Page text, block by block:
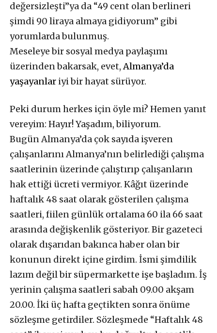
değersizleşti”ya da “49 cent olan berlineri
şimdi 90 liraya almaya gidiyorum” gibi
yorumlarda bulunmuş.
Meseleye bir sosyal medya paylaşımı
üzerinden bakarsak, evet,Almanya’da
yaşayanlar iyi bir hayat sürüyor.
Peki durum herkes için öyle mi? Hemen yanıt
vereyim: Hayır! Yaşadım, biliyorum.
Bugün Almanya’da çok sayıda işveren
çalışanlarını Almanya’nın belirlediği çalışma
saatlerinin üzerinde çalıştırıp çalışanların
hak ettiği ücreti vermiyor. Kâğıt üzerinde
haftalık 48 saat olarak gösterilen çalışma
saatleri, fiilen günlük ortalama 60 ila 66 saat
arasında değişkenlik gösteriyor. Bir gazeteci
olarak dışarıdan bakınca haber olan bir
konunun direkt içine girdim. İsmi şimdilik
lazım değil bir süpermarkette işe başladım. İş
yerinin çalışma saatleri sabah 09.00 akşam
20.00. İki üç hafta geçtikten sonra önüme
sözleşme getirdiler. Sözleşmede “Haftalık 48